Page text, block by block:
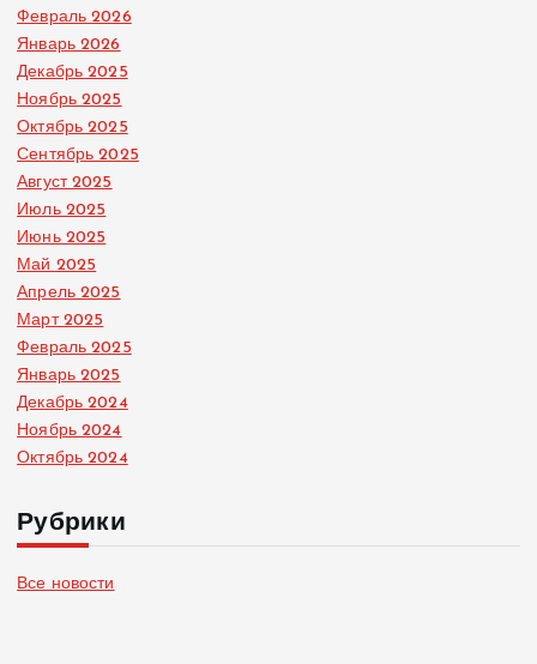
Февраль 2026
Январь 2026
Декабрь 2025
Ноябрь 2025
Октябрь 2025
Сентябрь 2025
Август 2025
Июль 2025
Июнь 2025
Май 2025
Апрель 2025
Март 2025
Февраль 2025
Январь 2025
Декабрь 2024
Ноябрь 2024
Октябрь 2024
Рубрики
Все новости